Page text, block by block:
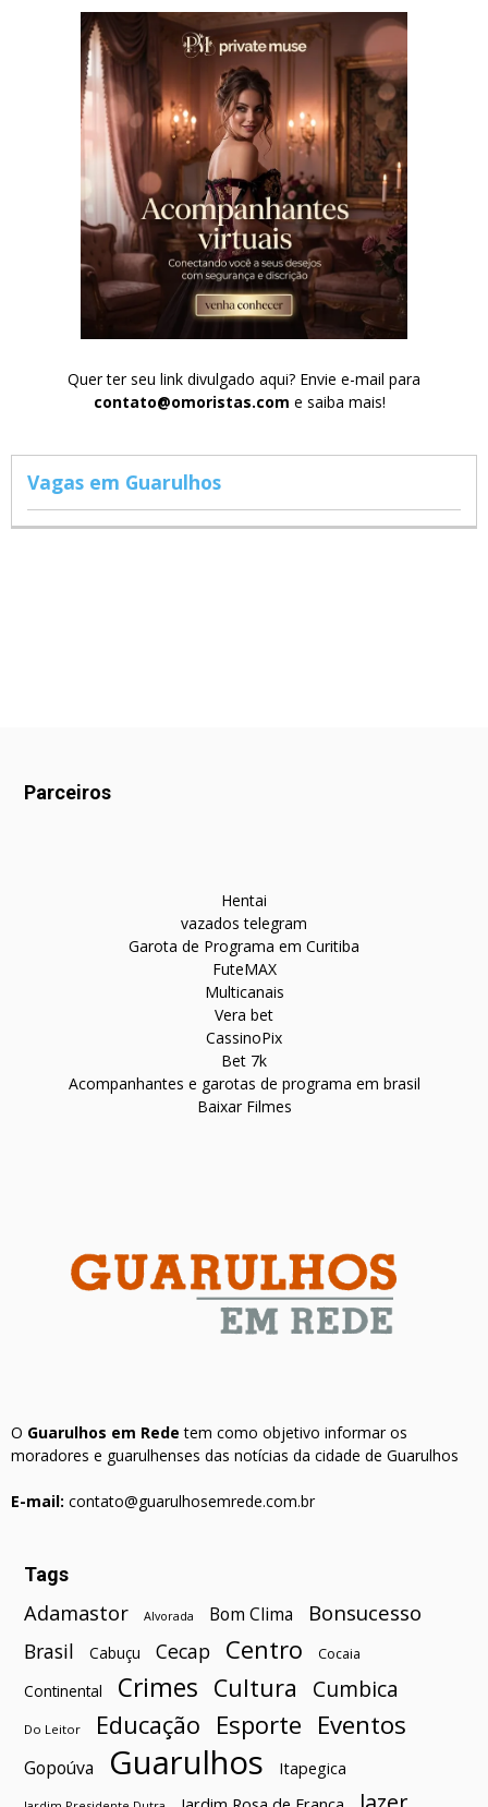
Quer ter seu link divulgado aqui? Envie e-mail para
contato@omoristas.com e saiba mais!
Vagas em Guarulhos
Parceiros
Hentai
vazados telegram
Garota de Programa em Curitiba
FuteMAX
Multicanais
Vera bet
CassinoPix
Bet 7k
Acompanhantes e garotas de programa em brasil
Baixar Filmes
O Guarulhos em Rede tem como objetivo informar os
moradores e guarulhenses das notícias da cidade de Guarulhos
E-mail: contato@guarulhosemrede.com.br
Tags
Adamastor Alvorada Bom Clima Bonsucesso
Brasil Cabuçu Cecap Centro Cocaia
Continental Crimes Cultura Cumbica
Do Leitor Educação Esporte Eventos
Gopoúva Guarulhos Itapegica